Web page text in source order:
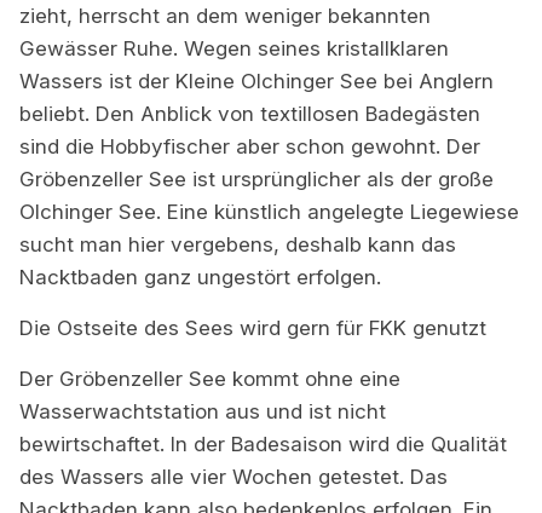
zieht, herrscht an dem weniger bekannten
Gewässer Ruhe. Wegen seines kristallklaren
Wassers ist der Kleine Olchinger See bei Anglern
beliebt. Den Anblick von textillosen Badegästen
sind die Hobbyfischer aber schon gewohnt. Der
Gröbenzeller See ist ursprünglicher als der große
Olchinger See. Eine künstlich angelegte Liegewiese
sucht man hier vergebens, deshalb kann das
Nacktbaden ganz ungestört erfolgen.
Die Ostseite des Sees wird gern für FKK genutzt
Der Gröbenzeller See kommt ohne eine
Wasserwachtstation aus und ist nicht
bewirtschaftet. In der Badesaison wird die Qualität
des Wassers alle vier Wochen getestet. Das